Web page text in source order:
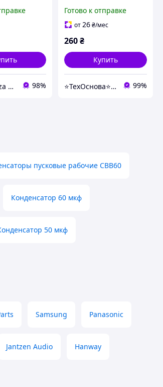
-
💛💙️ ZipBaza 💛💙️ запчасти для бытовой техники 98%
клеммами (Leon One)
Готово к отправке
от26₴/мес
260₴
Купить
⭐️ТехОснова⭐️ - оригинальные запчасти в технику для дома 99%
пусковые рабочие CBB60
Конденсатор 60 мкф
50 мкф
Samsung Panasonic
Jantzen Audio Hanway